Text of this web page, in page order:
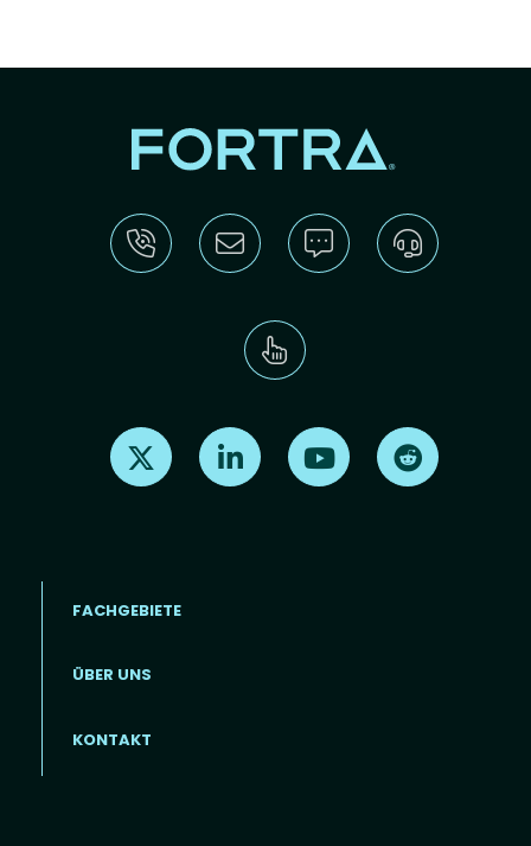
Find us on X Find us on LinkedInFind us on Youtube
FACHGEBIETE
ÜBER UNS
KONTAKT